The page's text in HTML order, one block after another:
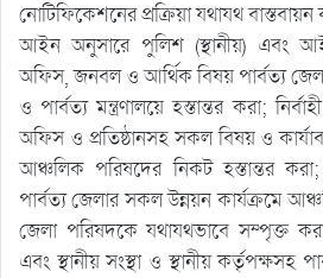
নোটিফিকেশনের প্রক্রিয়া যথাযথ
আইন অনুসারে পুলিশ (স্থানীয়) এবং
অফিস, জনবল ও আর্থিক বিষয় পার্বত্য
ও পার্বত্য মন্ত্রণালয়ে হস্তান্তর করা;
অফিস ও প্রতিষ্ঠানসহ সকল বিষয় ও
আঞ্চলিক পরিষদের নিকট হস্তান্তর
পার্বত্য জেলার সকল উন্নয়ন কার্যক্রমে
জেলা পরিষদকে যথাযথভাবে সম্পৃক্ত
এবং স্থানীয় সংস্থা ও স্থানীয় কর্তৃপক্ষসহ